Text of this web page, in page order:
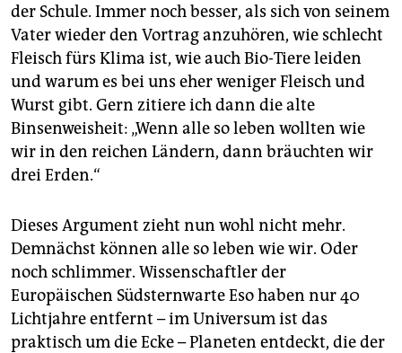
der Schule. Immer noch besser, als sich von seinem
Vater wieder den Vortrag anzuhören, wie schlecht
Fleisch fürs Klima ist, wie auch Bio-Tiere leiden
und warum es bei uns eher weniger Fleisch und
Wurst gibt. Gern zitiere ich dann die alte
Binsenweisheit: „Wenn alle so leben wollten wie
wir in den reichen Ländern, dann bräuchten wir
drei Erden.“
Dieses Argument zieht nun wohl nicht mehr.
Demnächst können alle so leben wie wir. Oder
noch schlimmer. Wissenschaftler der
Europäischen Südsternwarte Eso haben nur 40
Lichtjahre entfernt – im Universum ist das
praktisch um die Ecke – Planeten entdeckt, die der